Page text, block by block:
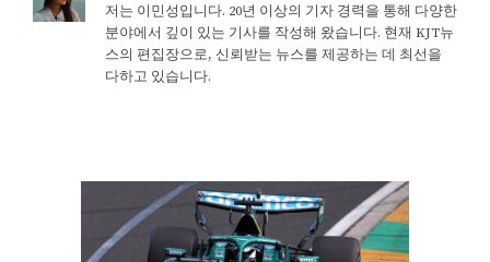
저는 이민성입니다. 20년 이상의 기자 경력을 통해 다양한
분야에서 깊이 있는 기사를 작성해 왔습니다. 현재 KJT뉴
스의 편집장으로, 신뢰받는 뉴스를 제공하는 데 최선을
다하고 있습니다.